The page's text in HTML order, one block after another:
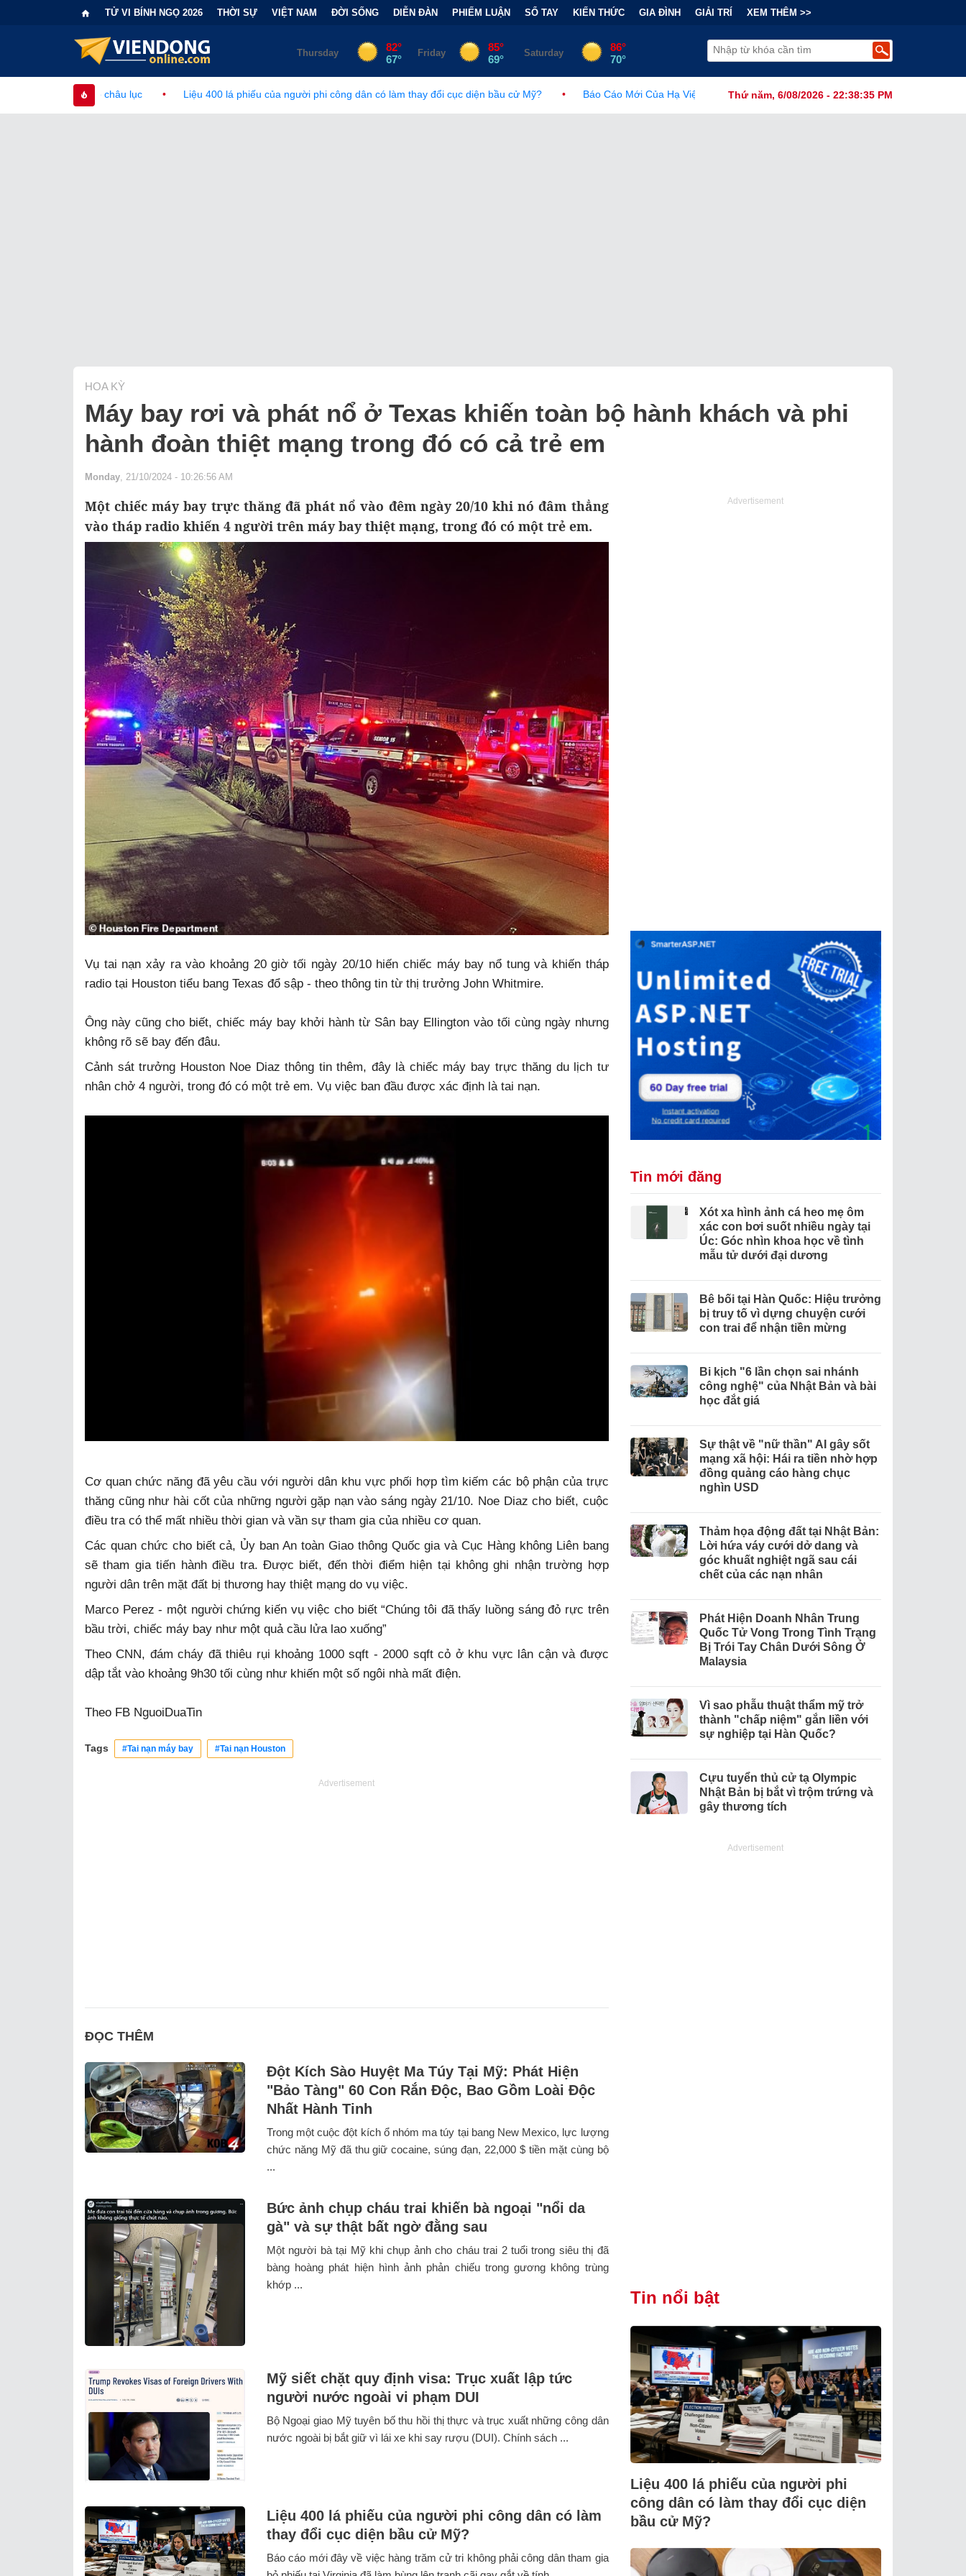
TỬ VI BÍNH NGỌ 2026 THỜI SỰ VIỆT NAM ĐỜI SỐNG DIỄN ĐÀN PHIẾM LUẬN SỔ TAY KIẾN THỨC GIA ĐÌNH GIẢI TRÍ XEM THÊM >>
Thứ năm, 6/08/2026 - 22:38:37 PM
Liệu 400 lá phiếu của người phi công dân có làm thay đổi cục diện bầu cử Mỹ? • Báo Cáo Mới Của Hạ Viện Mỹ Và Tranh Cãi Về Nguồn Gốc SARS-CoV-2 Từ Phòng Thí Nghiệm
HOA KỲ
Máy bay rơi và phát nổ ở Texas khiến toàn bộ hành khách và phi
hành đoàn thiệt mạng trong đó có cả trẻ em
Monday , 21/10/2024 - 10:26:56 AM
Một chiếc máy bay trực thăng đã phát nổ vào đêm ngày 20/10 khi nó đâm thẳng
vào tháp radio khiến 4 người trên máy bay thiệt mạng, trong đó có một trẻ em.
Vụ tai nạn xảy ra vào khoảng 20 giờ tối ngày 20/10 hiến chiếc máy bay nổ tung và khiến tháp
radio tại Houston tiểu bang Texas đổ sập - theo thông tin từ thị trưởng John Whitmire.
Ông này cũng cho biết, chiếc máy bay khởi hành từ Sân bay Ellington vào tối cùng ngày nhưng
không rõ sẽ bay đến đâu.
Cảnh sát trưởng Houston Noe Diaz thông tin thêm, đây là chiếc máy bay trực thăng du lịch tư
nhân chở 4 người, trong đó có một trẻ em. Vụ việc ban đầu được xác định là tai nạn.
Cơ quan chức năng đã yêu cầu với người dân khu vực phối hợp tìm kiếm các bộ phận của trực
thăng cũng như hài cốt của những người gặp nạn vào sáng ngày 21/10. Noe Diaz cho biết, cuộc
điều tra có thể mất nhiều thời gian và vần sự tham gia của nhiều cơ quan.
Các quan chức cho biết cả, Ủy ban An toàn Giao thông Quốc gia và Cục Hàng không Liên bang
sẽ tham gia tiến hành điều tra. Được biết, đến thời điểm hiện tại không ghi nhận trường hợp
người dân trên mặt đất bị thương hay thiệt mạng do vụ việc.
Marco Perez - một người chứng kiến vụ việc cho biết “Chúng tôi đã thấy luồng sáng đỏ rực trên
bầu trời, chiếc máy bay như một quả cầu lửa lao xuống”
Theo CNN, đám cháy đã thiêu rụi khoảng 1000 sqft - 2000 sqft cỏ ở khu vực lân cận và được
dập tắt vào khoảng 9h30 tối cùng như khiến một số ngôi nhà mất điện.
Theo FB NguoiDuaTin
Tags #Tai nạn máy bay #Tai nạn Houston
Advertisement
ĐỌC THÊM
Đột Kích Sào Huyệt Ma Túy Tại Mỹ: Phát Hiện
"Bảo Tàng" 60 Con Rắn Độc, Bao Gồm Loài Độc
Nhất Hành Tinh
Trong một cuộc đột kích ổ nhóm ma túy tại bang New Mexico, lực lượng
chức năng Mỹ đã thu giữ cocaine, súng đạn, 22,000 $ tiền mặt cùng bộ
...
Bức ảnh chụp cháu trai khiến bà ngoại "nổi da
gà" và sự thật bất ngờ đằng sau
Một người bà tại Mỹ khi chụp ảnh cho cháu trai 2 tuổi trong siêu thị đã
bàng hoàng phát hiện hình ảnh phản chiếu trong gương không trùng
khớp ...
Mỹ siết chặt quy định visa: Trục xuất lập tức
người nước ngoài vi phạm DUI
Bộ Ngoại giao Mỹ tuyên bố thu hồi thị thực và trục xuất những công dân
nước ngoài bị bắt giữ vì lái xe khi say rượu (DUI). Chính sách ...
Liệu 400 lá phiếu của người phi công dân có làm
thay đổi cục diện bầu cử Mỹ?
Báo cáo mới đây về việc hàng trăm cử tri không phải công dân tham gia
Advertisement
Tin mới đăng
Xót xa hình ảnh cá heo mẹ ôm
xác con bơi suốt nhiều ngày tại
Úc: Góc nhìn khoa học về tình
mẫu tử dưới đại dương
Bê bối tại Hàn Quốc: Hiệu trưởng
bị truy tố vì dựng chuyện cưới
con trai để nhận tiền mừng
Bi kịch "6 lần chọn sai nhánh
công nghệ" của Nhật Bản và bài
học đắt giá
Sự thật về "nữ thần" AI gây sốt
mạng xã hội: Hái ra tiền nhờ hợp
đồng quảng cáo hàng chục
nghìn USD
Thảm họa động đất tại Nhật Bản:
Lời hứa váy cưới dở dang và
góc khuất nghiệt ngã sau cái
chết của các nạn nhân
Phát Hiện Doanh Nhân Trung
Quốc Tử Vong Trong Tình Trạng
Bị Trói Tay Chân Dưới Sông Ở
Malaysia
Vì sao phẫu thuật thẩm mỹ trở
thành "chấp niệm" gắn liền với
sự nghiệp tại Hàn Quốc?
Cựu tuyển thủ cử tạ Olympic
Nhật Bản bị bắt vì trộm trứng và
gây thương tích
Advertisement
Tin nổi bật
Liệu 400 lá phiếu của người phi
công dân có làm thay đổi cục diện
bầu cử Mỹ?